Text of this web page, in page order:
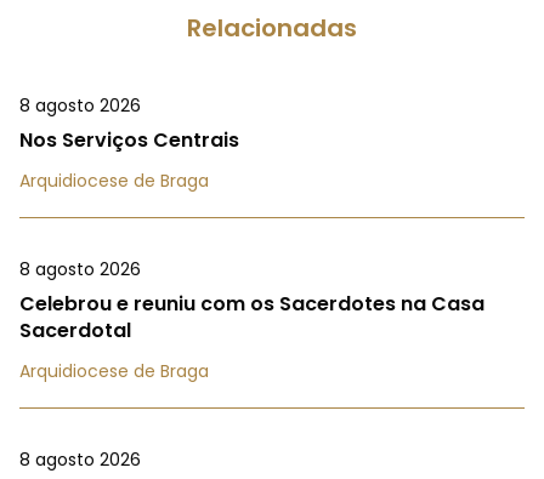
Relacionadas
8 agosto 2026
Nos Serviços Centrais
Arquidiocese de Braga
8 agosto 2026
Celebrou e reuniu com os Sacerdotes na Casa
Sacerdotal
Arquidiocese de Braga
8 agosto 2026